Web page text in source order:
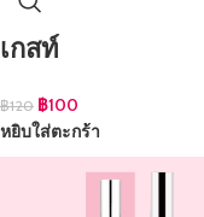
เกสท์
฿120 ฿100
หยิบใส่ตะกร้า